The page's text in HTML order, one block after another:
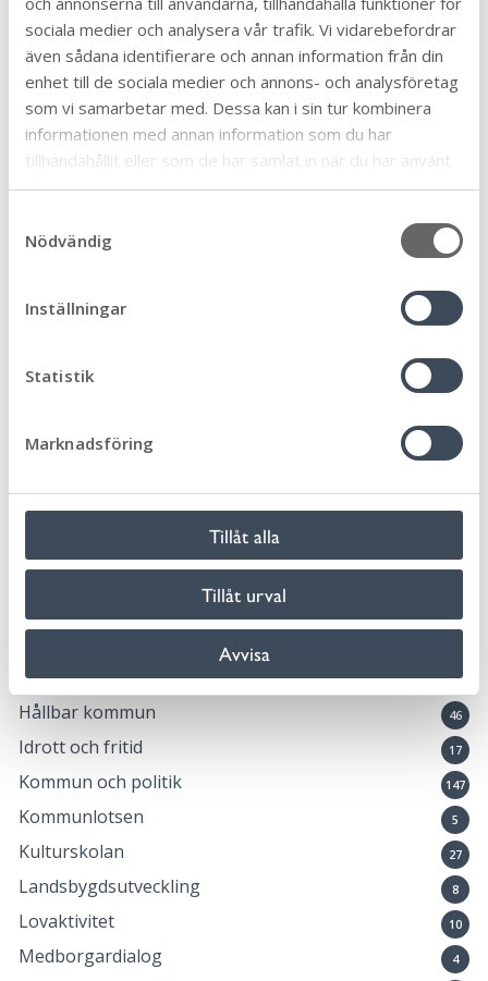
sociala medier och analysera vår trafik. Vi vidarebefordrar
även sådana identifierare och annan information från din
enhet till de sociala medier och annons- och analysföretag
som vi samarbetar med. Dessa kan i sin tur kombinera
informationen med annan information som du har
tillhandahållit eller som de har samlat in när du har använt
deras tjänster.
Nödvändig
Inställningar
Statistik
Marknadsföring
Tillåt alla
Tillåt urval
Avvisa
Senast uppdaterad:2025-02-04 Publicerad:2025-02-03
Dela sidan:
Linke
dIn
Face
book
Twit
ter
Skriv
ut
Arkiv
Ämne
32
6
Bygga, bo och miljö 46
Företag och näringsliv 57
Förskola, skola och utbildning
Fritidsgårdarna 7
Hållbar kommun 46
Idrott och fritid 17
Kommun och politik 147
Kommunlotsen 5
Kulturskolan 27
Landsbygdsutveckling 8
Lovaktivitet 10
Medborgardialog 4